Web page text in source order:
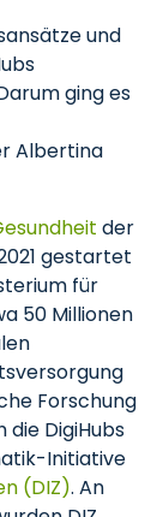
und
ging es
Albertina
der
gestartet
für
50 Millionen
Forschung
DigiHubs
Initiative
(DIZ). An